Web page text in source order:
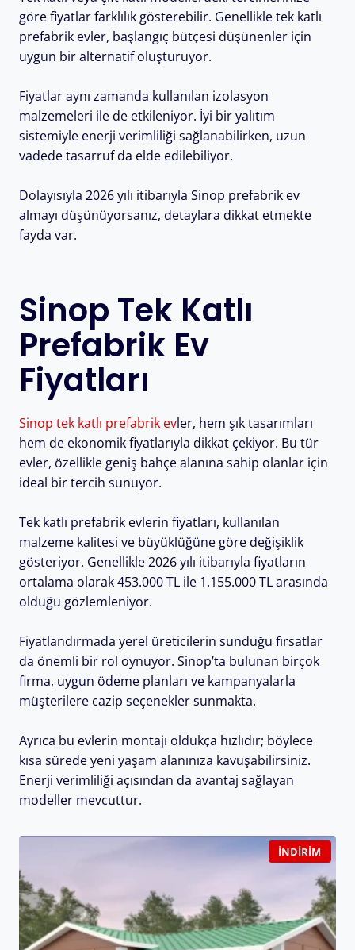
göre fiyatlar farklılık gösterebilir. Genellikle tek katlı
prefabrik evler, başlangıç bütçesi düşünenler için
uygun bir alternatif oluşturuyor.
Fiyatlar aynı zamanda kullanılan izolasyon
malzemeleri ile de etkileniyor. İyi bir yalıtım
sistemiyle enerji verimliliği sağlanabilirken, uzun
vadede tasarruf da elde edilebiliyor.
Dolayısıyla 2026 yılı itibarıyla Sinop prefabrik ev
almayı düşünüyorsanız, detaylara dikkat etmekte
fayda var.
Sinop Tek Katlı
Prefabrik Ev
Fiyatları
Sinop tek katlı prefabrik evler, hem şık tasarımları
hem de ekonomik fiyatlarıyla dikkat çekiyor. Bu tür
evler, özellikle geniş bahçe alanına sahip olanlar için
ideal bir tercih sunuyor.
Tek katlı prefabrik evlerin fiyatları, kullanılan
malzeme kalitesi ve büyüklüğüne göre değişiklik
gösteriyor. Genellikle 2026 yılı itibarıyla fiyatların
ortalama olarak 453.000 TL ile 1.155.000 TL arasında
olduğu gözlemleniyor.
Fiyatlandırmada yerel üreticilerin sunduğu fırsatlar
da önemli bir rol oynuyor. Sinop’ta bulunan birçok
firma, uygun ödeme planları ve kampanyalarla
müşterilere cazip seçenekler sunmakta.
Ayrıca bu evlerin montajı oldukça hızlıdır; böylece
kısa sürede yeni yaşam alanınıza kavuşabilirsiniz.
Enerji verimliliği açısından da avantaj sağlayan
modeller mevcuttur.
İNDIRIM